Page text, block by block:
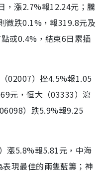
，漲2.7%報12.24元；騰
微跌0.1%，報319.8元及
或0.4%，結束6日累插
02007）挫4.5%報1.05
元，恒大（03333）瀉
）跌5.9%報9.25
漲5.8%報5.81元，中海
現最佳的兩隻藍籌；神